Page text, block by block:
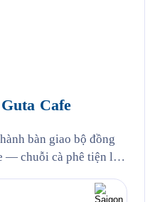
Cafe
bàn giao bộ đồng
— chuỗi cà phê tiện lợi
quen “dừng lại tí